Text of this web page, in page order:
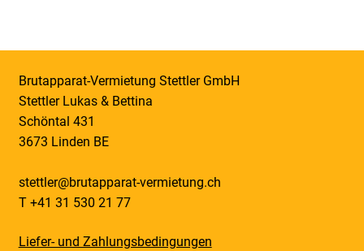
Brutapparat-Vermietung Stettler GmbH
Stettler Lukas & Bettina
Schöntal 431
3673 Linden BE
stettler@brutapparat-vermietung.ch
T +41 31 530 21 77
Liefer- und Zahlungsbedingungen